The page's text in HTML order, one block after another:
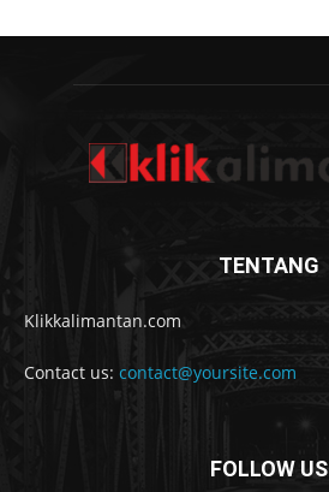
TENTANG
Klikkalimantan.com
Contact us: contact@yoursite.com
FOLLOW US